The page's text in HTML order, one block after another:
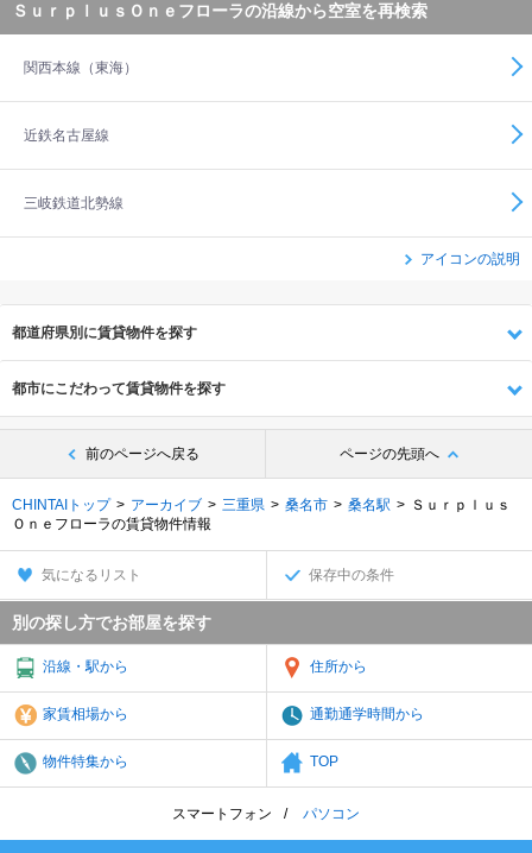
ＳｕｒｐｌｕｓＯｎｅフローラの沿線から空室を再検索
関西本線（東海）
近鉄名古屋線
三岐鉄道北勢線
アイコンの説明
都道府県別に賃貸物件を探す
都市にこだわって賃貸物件を探す
前のページへ戻る ページの先頭へ
CHINTAIトップ アーカイブ 三重県 桑名市 桑名駅
Ｓｕｒｐｌｕｓ
Ｏｎｅフローラの賃貸物件情報
気になるリスト 保存中の条件
別の探し方でお部屋を探す
沿線・駅から 住所から
家賃相場から 通勤通学時間から
物件特集から TOP
スマートフォン パソコン